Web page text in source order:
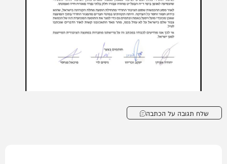
שלח תגובה על הכתבה